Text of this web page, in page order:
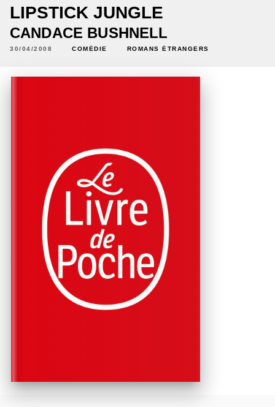
LIPSTICK JUNGLE
CANDACE BUSHNELL
30/04/2008 COMÉDIE ROMANS ÉTRANGERS